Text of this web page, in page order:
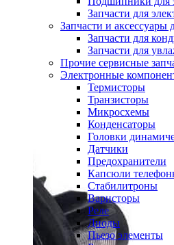
Запчасти для
Запчасти и аксессуары
Запчасти для
Запчасти для
Прочие сервисные
Электронные
Термисторы
Транзисторы
Микросхемы
Конденсаторы
Головки
Датчики
Предохранители
Капсюли
Стабилитроны
Варисторы
Реле
Диоды
Пьезо элементы